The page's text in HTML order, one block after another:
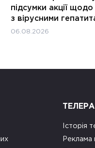
підсумки акції
з вірусними
06.08.2026
Історія
Реклама